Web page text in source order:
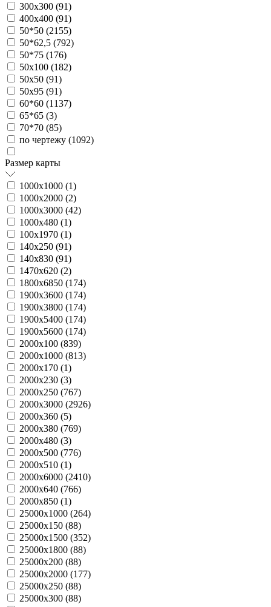
300х300 (91)
400х400 (91)
50*50 (2155)
50*62,5 (792)
50*75 (176)
50х100 (182)
50х50 (91)
50х95 (91)
60*60 (1137)
65*65 (3)
70*70 (85)
по чертежу (1092)
Размер карты
1000х1000 (1)
1000х2000 (2)
1000х3000 (42)
1000х480 (1)
100х1970 (1)
140х250 (91)
140х830 (91)
1470х620 (2)
1800х6850 (174)
1900х3600 (174)
1900х3800 (174)
1900х5400 (174)
1900х5600 (174)
2000х100 (839)
2000х1000 (813)
2000х170 (1)
2000х230 (3)
2000х250 (767)
2000х3000 (2926)
2000х360 (5)
2000х380 (769)
2000х480 (3)
2000х500 (776)
2000х510 (1)
2000х6000 (2410)
2000х640 (766)
2000х850 (1)
25000х1000 (264)
25000х150 (88)
25000х1500 (352)
25000х1800 (88)
25000х200 (88)
25000х2000 (177)
25000х250 (88)
25000х300 (88)